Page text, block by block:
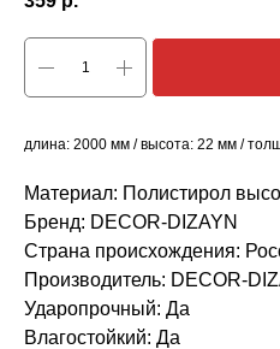
длина: 2000 мм / высота: 22 мм /
Материал: Полистирол
Бренд: DECOR-DIZAYN
Страна происхождения:
Производитель: DECOR-
Ударопрочный: Да
Влагостойкий: Да